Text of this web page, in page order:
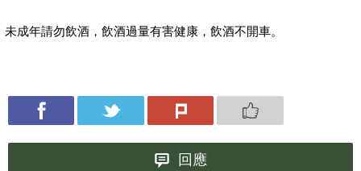
未成年請勿飲酒，飲酒過量有害健康，飲酒不開車。
回應